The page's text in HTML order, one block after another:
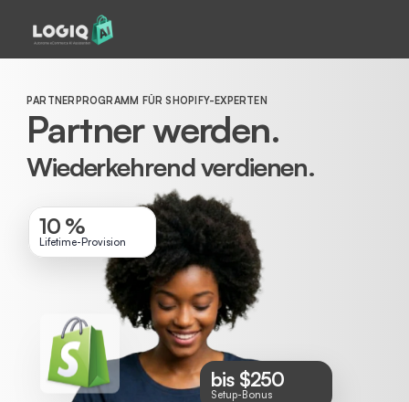
PARTNERPROGRAMM FÜR SHOPIFY-EXPERTEN
Wiederkehrend verdienen.
10 %
Lifetime-Provision
bis $250
Setup-Bonus